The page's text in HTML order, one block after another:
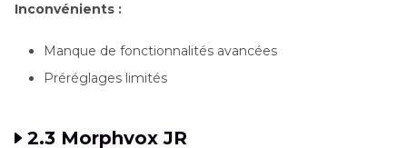
Inconvénients :
Manque de fonctionnalités avancées
Préréglages limités
2.3 Morphvox JR